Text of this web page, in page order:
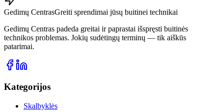
Gedimų CentrasGreiti sprendimai jūsų buitinei technikai
Gedimų Centras padeda greitai ir paprastai išspręsti buitinės
technikos problemas. Jokių sudėtingų terminų — tik aiškūs
patarimai.
Kategorijos
Skalbyklės